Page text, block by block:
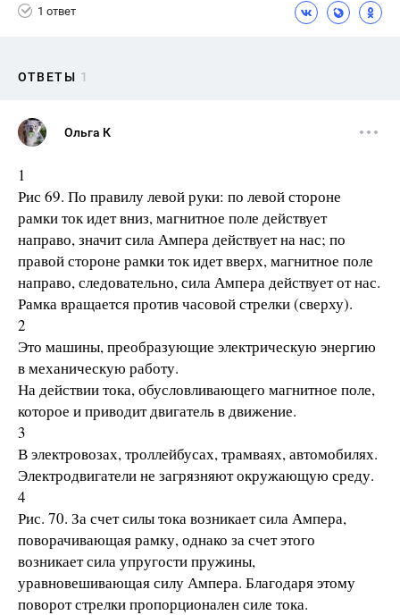
1 ответ
ОТВЕТЫ 1
Ольга К
1
Рис 69. По правилу левой руки: по левой стороне
рамки ток идет вниз, магнитное поле действует
направо, значит сила Ампера действует на нас; по
правой стороне рамки ток идет вверх, магнитное поле
направо, следовательно, сила Ампера действует от нас.
Рамка вращается против часовой стрелки (сверху).
2
Это машины, преобразующие электрическую энергию
в механическую работу.
На действии тока, обусловливающего магнитное поле,
которое и приводит двигатель в движение.
3
В электровозах, троллейбусах, трамваях, автомобилях.
Электродвигатели не загрязняют окружающую среду.
4
Рис. 70. За счет силы тока возникает сила Ампера,
поворачивающая рамку, однако за счет этого
возникает сила упругости пружины,
уравновешивающая силу Ампера. Благодаря этому
поворот стрелки пропорционален силе тока.